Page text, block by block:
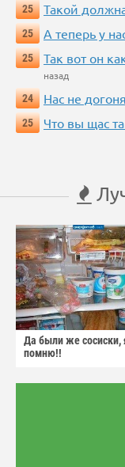
25
Такой
25
А теперь у
25
Так вот он
назад
24
Нас не
25
Что вы щас
Да были же сосиски,
помню!!